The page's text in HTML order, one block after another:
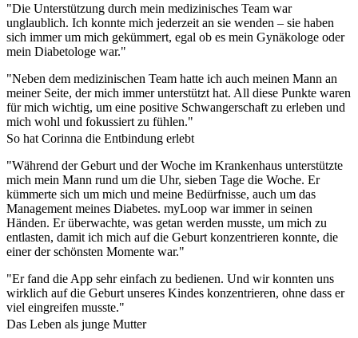
"Die Unterstützung durch mein medizinisches Team war
unglaublich. Ich konnte mich jederzeit an sie wenden – sie haben
sich immer um mich gekümmert, egal ob es mein Gynäkologe oder
mein Diabetologe war."
"Neben dem medizinischen Team hatte ich auch meinen Mann an
meiner Seite, der mich immer unterstützt hat. All diese Punkte waren
für mich wichtig, um eine positive Schwangerschaft zu erleben und
mich wohl und fokussiert zu fühlen."
So hat Corinna die Entbindung erlebt
"Während der Geburt und der Woche im Krankenhaus unterstützte
mich mein Mann rund um die Uhr, sieben Tage die Woche. Er
kümmerte sich um mich und meine Bedürfnisse, auch um das
Management meines Diabetes. myLoop war immer in seinen
Händen. Er überwachte, was getan werden musste, um mich zu
entlasten, damit ich mich auf die Geburt konzentrieren konnte, die
einer der schönsten Momente war."
"Er fand die App sehr einfach zu bedienen. Und wir konnten uns
wirklich auf die Geburt unseres Kindes konzentrieren, ohne dass er
viel eingreifen musste."
Das Leben als junge Mutter